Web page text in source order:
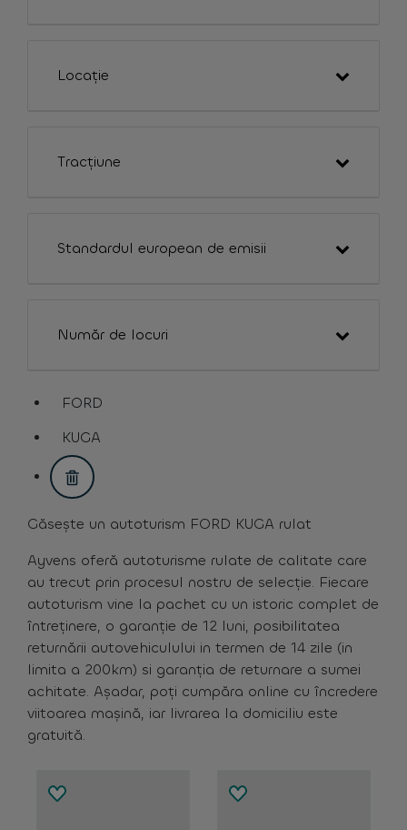
Locație
Tracțiune
Standardul european de emisii
Număr de locuri
FORD
KUGA
assistive.text.remove.filter.button
Găsește un autoturism FORD KUGA rulat
Ayvens oferă autoturisme rulate de calitate care
au trecut prin procesul nostru de selecție. Fiecare
autoturism vine la pachet cu un istoric complet de
întreținere, o garanție de 12 luni, posibilitatea
returnării autovehiculului in termen de 14 zile (in
limita a 200km) si garanția de returnare a sumei
achitate. Așadar, poți cumpăra online cu încredere
viitoarea mașină, iar livrarea la domiciliu este
gratuită.